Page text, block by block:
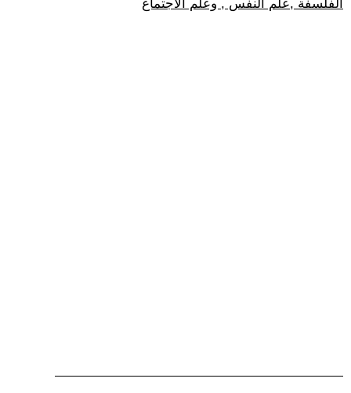
الفلسفة ,علم النفس , وعلم الاجتماع